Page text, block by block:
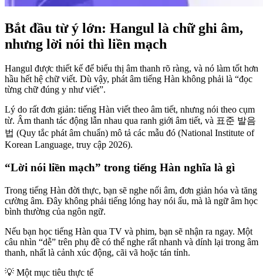
Bắt đầu từ ý lớn: Hangul là chữ ghi âm,
nhưng lời nói thì liền mạch
Hangul được thiết kế để biểu thị âm thanh rõ ràng, và nó làm tốt hơn
hầu hết hệ chữ viết. Dù vậy, phát âm tiếng Hàn không phải là “đọc
từng chữ đúng y như viết”.
Lý do rất đơn giản: tiếng Hàn viết theo âm tiết, nhưng nói theo cụm
từ. Âm thanh tác động lẫn nhau qua ranh giới âm tiết, và 표준 발음
법 (Quy tắc phát âm chuẩn) mô tả các mẫu đó (National Institute of
Korean Language, truy cập 2026).
“Lời nói liền mạch” trong tiếng Hàn nghĩa là gì
Trong tiếng Hàn đời thực, bạn sẽ nghe nối âm, đơn giản hóa và tăng
cường âm. Đây không phải tiếng lóng hay nói ẩu, mà là ngữ âm học
bình thường của ngôn ngữ.
Nếu bạn học tiếng Hàn qua TV và phim, bạn sẽ nhận ra ngay. Một
câu nhìn “dễ” trên phụ đề có thể nghe rất nhanh và dính lại trong âm
thanh, nhất là cảnh xúc động, cãi vã hoặc tán tỉnh.
💡 Một mục tiêu thực tế